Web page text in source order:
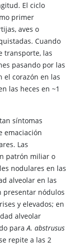
El ciclo
primer
aves o
Cuando
transporte, las
pasando por las
el corazón en las
las heces en ~1
síntomas
emaciación
Las
patrón miliar o
nodulares en las
alveolar en las
presentar nódulos
y elevados; en
alveolar
paraA. abstrusus
repite a las 2